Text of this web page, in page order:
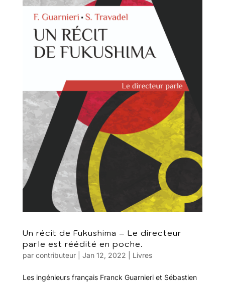
Un récit de Fukushima – Le directeur
parle est réédité en poche.
par contributeur| Jan 12, 2022 Livres
Les ingénieurs français Franck Guarnieri et Sébastien